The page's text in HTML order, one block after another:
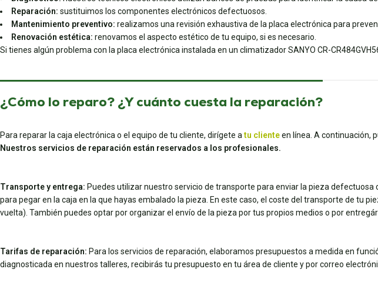
Reparación: sustituimos los componentes electrónicos defectuosos.
Mantenimiento preventivo: realizamos una revisión exhaustiva de la placa electrónica para
Renovación estética: renovamos el aspecto estético de tu equipo, si es necesario.
Si tienes algún problema con la placa electrónica instalada en un climatizador SANYO CR-
¿Cómo lo reparo? ¿Y cuánto cuesta la reparación?
Para reparar la caja electrónica o el equipo de tu cliente, dirígete atu clienteen línea. A continuación,
Nuestros servicios de reparación están reservados a los profesionales.
Transporte y entrega: Puedes utilizar nuestro servicio de transporte para enviar la pieza
para pegar en la caja en la que hayas embalado la pieza. En este caso, el coste del transporte de tu
vuelta). También puedes optar por organizar el envío de la pieza por tus propios medios o por
Tarifas de reparación: Para los servicios de reparación, elaboramos presupuestos a medida en
diagnosticada en nuestros talleres, recibirás tu presupuesto en tu área de cliente y por correo